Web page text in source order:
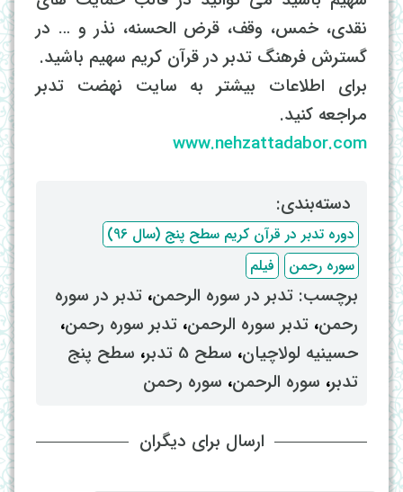
نقدی، خمس، وقف، قرض الحسنه، نذر و … در
گسترش فرهنگ تدبر در قرآن کریم سهیم باشید.
برای اطلاعات بیشتر به سایت نهضت تدبر
مراجعه کنید.
www.nehzattadabor.com
دسته‌بندی: ‌
دوره تدبر در قرآن کریم سطح پنج (سال 96)
سوره رحمن
فیلم
برچسب: ‌ تدبر در سوره الرحمن، ‌ تدبر در سوره
رحمن، ‌ تدبر سوره الرحمن، ‌ تدبر سوره رحمن،
حسینیه لولاچیان، ‌ سطح 5 تدبر ، ‌ سطح پنج
تدبر، ‌ سوره الرحمن، ‌ سوره رحمن
ارسال برای دیگران